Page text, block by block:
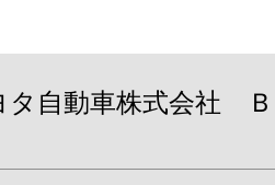
タ自動車株式会社